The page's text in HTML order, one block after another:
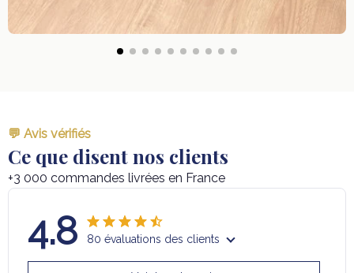
💬 Avis vérifiés
Ce que disent nos clients
+3 000 commandes livrées en France
4.8 80 évaluations des clients